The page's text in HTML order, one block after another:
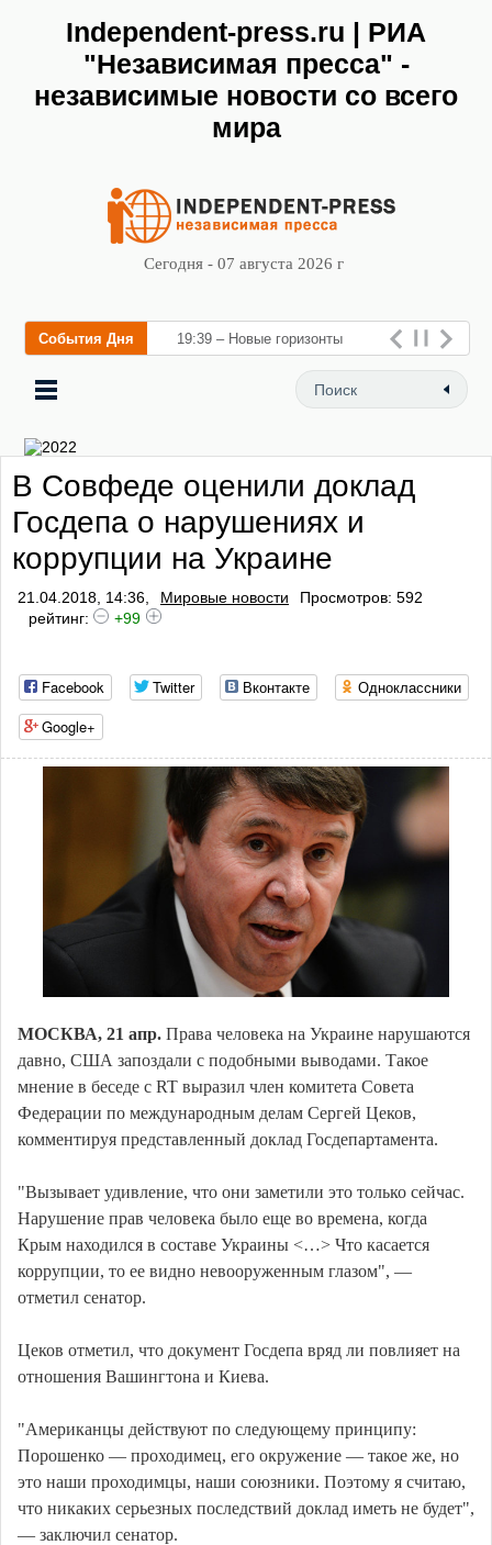
Independent-press.ru | РИА
"Независимая пресса" -
независимые новости со всего
мира
Сегодня - 07 августа 2026 г
События Дня 19:39 – Новые горизонты
флебологии: в Москве
открылся «Городской центр
В Совфеде оценили доклад
Госдепа о нарушениях и
коррупции на Украине
21.04.2018, 14:36, Мировые новости
Просмотров: 592
рейтинг:
+99
Facebook Twitter Вконтакте
Одноклассники
Google+
МОСКВА, 21 апр. Права человека на Украине нарушаются
давно, США запоздали с подобными выводами. Такое
мнение в беседе с RT выразил член комитета Совета
Федерации по международным делам Сергей Цеков,
комментируя представленный доклад Госдепартамента.
"Вызывает удивление, что они заметили это только сейчас.
Нарушение прав человека было еще во времена, когда
Крым находился в составе Украины <…> Что касается
коррупции, то ее видно невооруженным глазом", —
отметил сенатор.
Цеков отметил, что документ Госдепа вряд ли повлияет на
отношения Вашингтона и Киева.
"Американцы действуют по следующему принципу:
Порошенко — проходимец, его окружение — такое же, но
это наши проходимцы, наши союзники. Поэтому я считаю,
что никаких серьезных последствий доклад иметь не будет",
— заключил сенатор.